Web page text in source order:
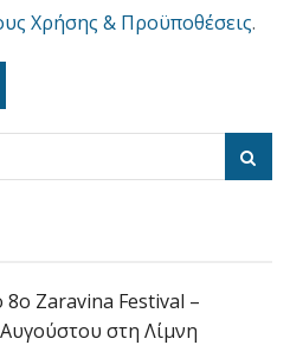
Χρήσης & Προϋποθέσεις.
Zaravina Festival –
στη Λίμνη